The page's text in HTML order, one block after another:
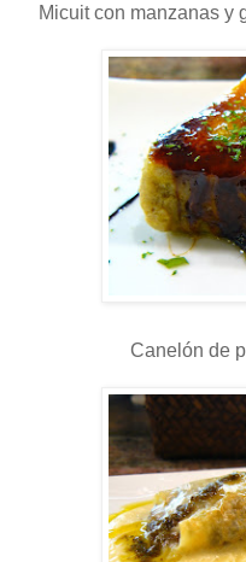
Micuit con manzanas y
Canelón de